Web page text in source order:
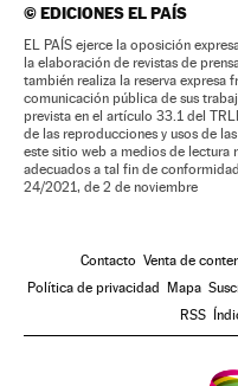
©EDICIONES EL PAÍS
EL PAÍS ejerce la oposición
la elaboración de revistas de
también realiza la reserva
comunicación pública de sus
prevista en el artículo 33.1 del
de las reproducciones y usos de
este sitio web a medios de lectura
adecuados a tal fin de
24/2021, de 2 de noviembre
Contacto Venta de
Política de privacidad
Mapa
RSS